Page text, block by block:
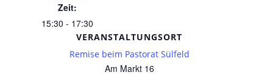
Zeit:
15:30 - 17:30
VERANSTALTUNGSORT
Remise beim Pastorat Sülfeld
Am Markt 16